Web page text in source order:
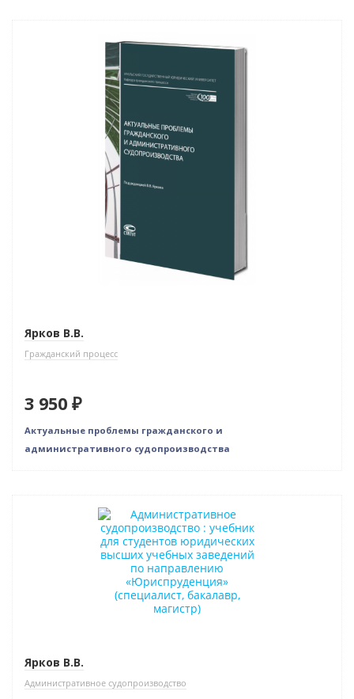
Ярков В.В.
Гражданский процесс
3 950 ₽
Актуальные проблемы гражданского и
административного судопроизводства
Ярков В.В.
Административное судопроизводство